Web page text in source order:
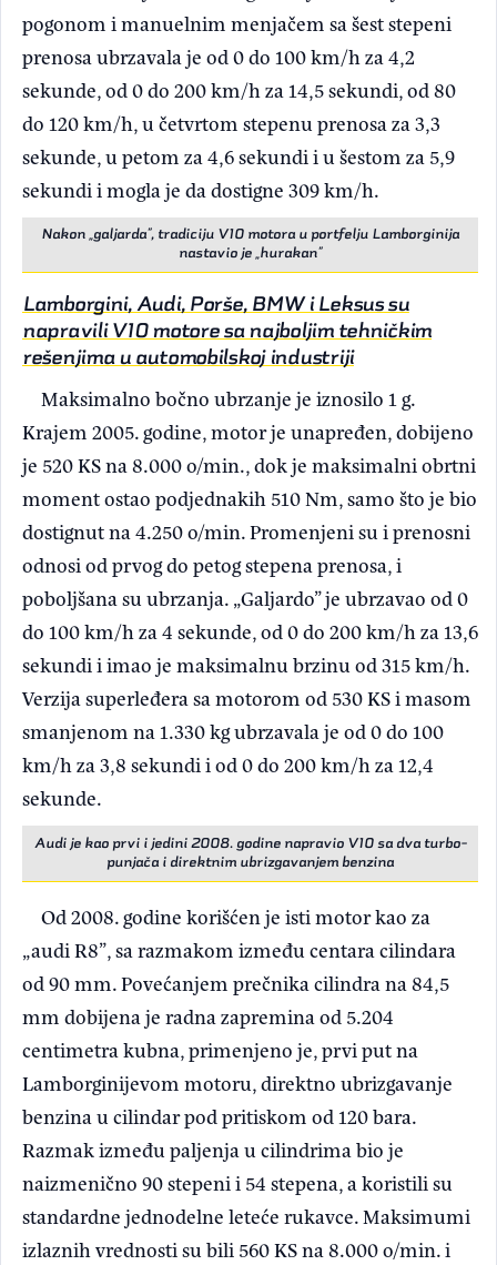
pogonom i manuelnim menjačem sa šest stepeni
prenosa ubrzavala je od 0 do 100 km/h za 4,2
sekunde, od 0 do 200 km/h za 14,5 sekundi, od 80
do 120 km/h, u četvrtom stepenu prenosa za 3,3
sekunde, u petom za 4,6 sekundi i u šestom za 5,9
sekundi i mogla je da dostigne 309 km/h.
Nakon „galjarda”, tradiciju V10 motora u portfelju Lamborginija
nastavio je „hurakan”
Lamborgini, Audi, Porše, BMW i Leksus su
napravili V10 motore sa najboljim tehničkim
rešenjima u automobilskoj industriji
Maksimalno bočno ubrzanje je iznosilo 1 g.
Krajem 2005. godine, motor je unapređen, dobijeno
je 520 KS na 8.000 o/min., dok je maksimalni obrtni
moment ostao podjednakih 510 Nm, samo što je bio
dostignut na 4.250 o/min. Promenjeni su i prenosni
odnosi od prvog do petog stepena prenosa, i
poboljšana su ubrzanja. „Galjardo” je ubrzavao od 0
do 100 km/h za 4 sekunde, od 0 do 200 km/h za 13,6
sekundi i imao je maksimalnu brzinu od 315 km/h.
Verzija superleđera sa motorom od 530 KS i masom
smanjenom na 1.330 kg ubrzavala je od 0 do 100
km/h za 3,8 sekundi i od 0 do 200 km/h za 12,4
sekunde.
Audi je kao prvi i jedini 2008. godine napravio V10 sa dva turbo-
punjača i direktnim ubrizgavanjem benzina
Od 2008. godine korišćen je isti motor kao za
„audi R8”, sa razmakom između centara cilindara
od 90 mm. Povećanjem prečnika cilindra na 84,5
mm dobijena je radna zapremina od 5.204
centimetra kubna, primenjeno je, prvi put na
Lamborginijevom motoru, direktno ubrizgavanje
benzina u cilindar pod pritiskom od 120 bara.
Razmak između paljenja u cilindrima bio je
naizmenično 90 stepeni i 54 stepena, a koristili su
standardne jednodelne leteće rukavce. Maksimumi
izlaznih vrednosti su bili 560 KS na 8.000 o/min. i